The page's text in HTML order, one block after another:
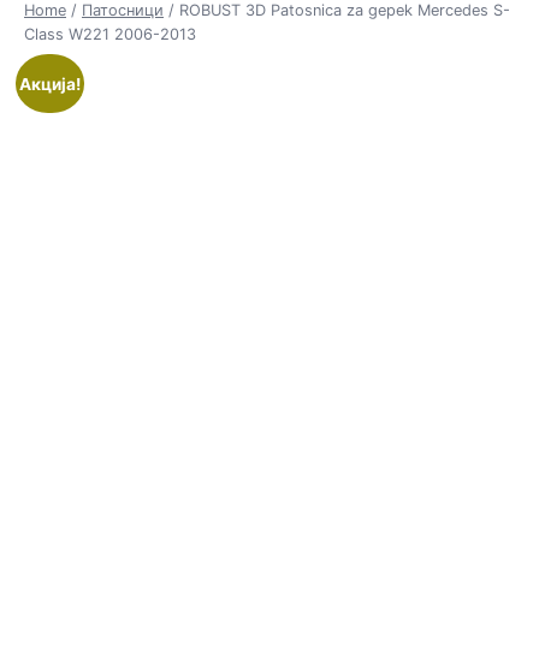
Home / Патосници / ROBUST 3D Patosnica za gepek Mercedes S-
Class W221 2006-2013
Акција!